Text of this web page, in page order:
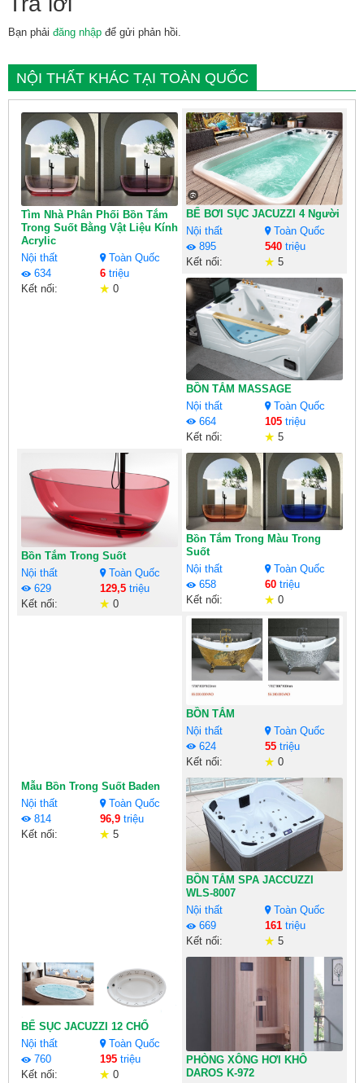
Bạn phải đăng nhập để gửi phản hồi.
NỘI THẤT KHÁC TẠI TOÀN QUỐC
Tìm Nhà Phân Phối Bồn Tắm
Trong Suốt Bằng Vật Liệu Kính
Acrylic
Nội thất
Toàn Quốc
634
6triệu
Kết nối:
0
BỂ BƠI SỤC JACUZZI 4 Người
Nội thất
Toàn Quốc
895
540triệu
Kết nối:
5
BỒN TẮM MASSAGE
Nội thất
Toàn Quốc
664
105triệu
Kết nối:
5
Bồn Tắm Trong Suốt
Nội thất
Toàn Quốc
629
129,5triệu
Kết nối:
0
Bồn Tắm Trong Màu Trong
Suốt
Nội thất
Toàn Quốc
658
60triệu
Kết nối:
0
BỒN TẮM
Nội thất
Toàn Quốc
624
55triệu
Kết nối:
0
Mẫu Bồn Trong Suốt Baden
Nội thất
Toàn Quốc
814
96,9triệu
Kết nối:
5
BỒN TẮM SPA JACCUZZI
WLS-8007
Nội thất
Toàn Quốc
669
161triệu
Kết nối:
5
BỂ SỤC JACUZZI 12 CHỔ
Nội thất
Toàn Quốc
760
195triệu
Kết nối:
0
PHÒNG XÔNG HƠI KHÔ
DAROS K-972